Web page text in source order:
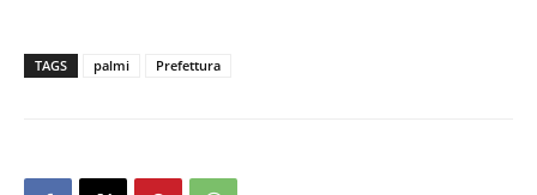
TAGS palmi Prefettura